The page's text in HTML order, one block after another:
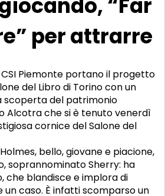
“Far
per attrarre
Piemonte portano il progetto
del Libro di Torino con un
scoperta del patrimonio
Alcotra che si è tenuto venerdì
cornice del Salone del
bello, giovane e piacione,
soprannominato Sherry: ha
che blandisce e implora di
caso. È infatti scomparso un